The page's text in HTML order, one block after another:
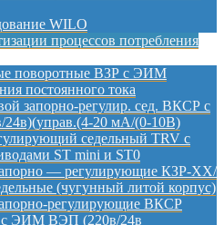
WILO
процессов потребления
поворотные ВЗР с ЭИМ
постоянного тока
запорно-регулир. сед. ВКСР с
20 мА/(0-10В)
седельный TRV с
ST mini и ST0
— регулирующие КЗР-ХХ/
(чугунный литой корпус)
регулирующие ВКСР
с ЭИМ ВЭП (220в/24в